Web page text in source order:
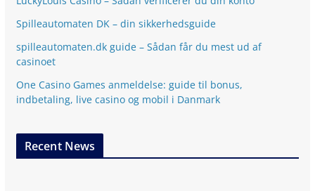
Spilleautomaten DK – din sikkerhedsguide
spilleautomaten.dk guide – Sådan får du mest ud af
casinoet
One Casino Games anmeldelse: guide til bonus,
indbetaling, live casino og mobil i Danmark
Recent News